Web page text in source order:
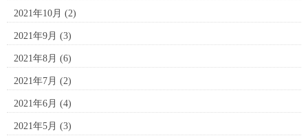
2021年10月 (2)
2021年9月 (3)
2021年8月 (6)
2021年7月 (2)
2021年6月 (4)
2021年5月 (3)